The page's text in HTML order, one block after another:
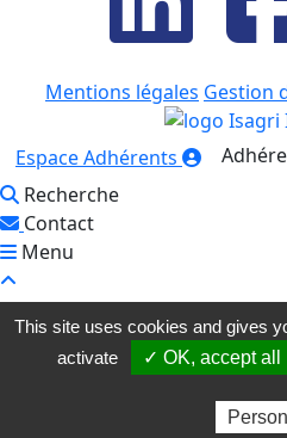
Mentions légales Gestion
Espace Adhérents
Recherche
Contact
Menu
This site uses cookies and gives
activate
✓ OK, accept all